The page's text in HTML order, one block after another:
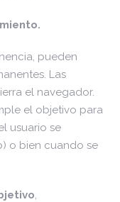
pueden
Las
el navegador.
el objetivo para
usuario se
o bien cuando se
,